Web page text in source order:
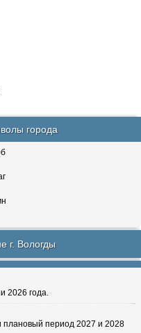
города
г. Вологды
2026 года.
плановый период 2027 и 2028